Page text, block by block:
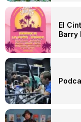
El
Barry